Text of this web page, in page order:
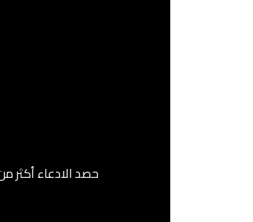
حصد الادعاء أكثر من 1.3 آلف تفاعل و85 تعليق و 45 مشاركة حتى تاريخ كتابة هذا المقال 9 مايو